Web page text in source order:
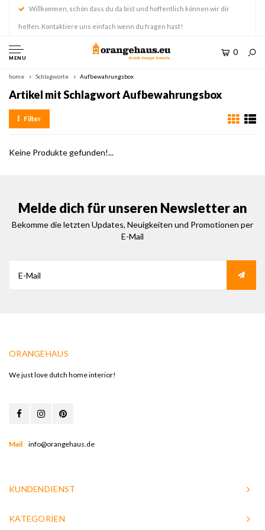
Willkommen, schön dass du da bist und hoffentlich können wir dir
helfen. Kontaktiere uns einfach wenn du fragen hast!
MENU
0
home Schlagworte Aufbewahrungsbox
Artikel mit Schlagwort Aufbewahrungsbox
Filter
Keine Produkte gefunden!...
Melde dich für unseren Newsletter an
Bekomme die letzten Updates, Neuigkeiten und Promotionen per
E-Mail
ORANGEHAUS
We just love dutch home interior!
Mail info@orangehaus.de
KUNDENDIENST
KATEGORIEN